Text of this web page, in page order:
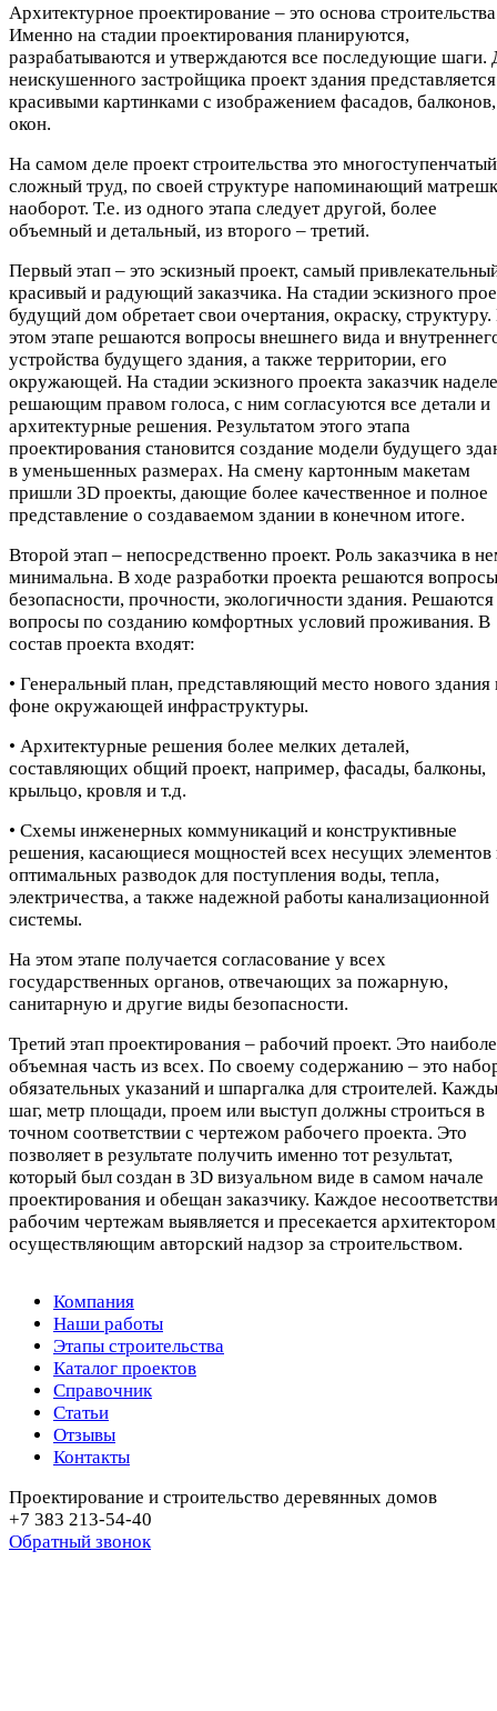
Архитектурное проектирование – это основа
Именно на стадии проектирования планируются,
разрабатываются и утверждаются все последующие шаги.
неискушенного застройщика проект здания представляется
красивыми картинками с изображением фасадов, балконов,
окон.
На самом деле проект строительства это
сложный труд, по своей структуре напоминающий
наоборот. Т.е. из одного этапа следует другой, более
объемный и детальный, из второго – третий.
Первый этап – это эскизный проект, самый
красивый и радующий заказчика. На стадии эскизного
будущий дом обретает свои очертания, окраску,
этом этапе решаются вопросы внешнего вида и
устройства будущего здания, а также территории, его
окружающей. На стадии эскизного проекта заказчик
решающим правом голоса, с ним согласуются все детали и
архитектурные решения. Результатом этого этапа
проектирования становится создание модели будущего
в уменьшенных размерах. На смену картонным макетам
пришли 3D проекты, дающие более качественное и полное
представление о создаваемом здании в конечном итоге.
Второй этап – непосредственно проект. Роль заказчика в
минимальна. В ходе разработки проекта решаются вопросы
безопасности, прочности, экологичности здания. Решаются
вопросы по созданию комфортных условий проживания. В
состав проекта входят:
• Генеральный план, представляющий место нового здания
фоне окружающей инфраструктуры.
• Архитектурные решения более мелких деталей,
составляющих общий проект, например, фасады, балконы,
крыльцо, кровля и т.д.
• Схемы инженерных коммуникаций и конструктивные
решения, касающиеся мощностей всех несущих элементов
оптимальных разводок для поступления воды, тепла,
электричества, а также надежной работы канализационной
системы.
На этом этапе получается согласование у всех
государственных органов, отвечающих за пожарную,
санитарную и другие виды безопасности.
Третий этап проектирования – рабочий проект. Это
объемная часть из всех. По своему содержанию – это
обязательных указаний и шпаргалка для строителей.
шаг, метр площади, проем или выступ должны строиться в
точном соответствии с чертежом рабочего проекта. Это
позволяет в результате получить именно тот результат,
который был создан в 3D визуальном виде в самом начале
проектирования и обещан заказчику. Каждое
рабочим чертежам выявляется и пресекается
осуществляющим авторский надзор за строительством.
Компания
Наши работы
Этапы строительства
Каталог проектов
Справочник
Статьи
Отзывы
Контакты
Проектирование и строительство деревянных домов
+7 383 213-54-40
Обратный звонок